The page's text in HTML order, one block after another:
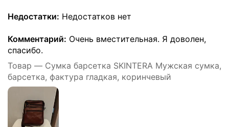
Недостатки: Недостатков нет
Комментарий: Очень вместительная. Я доволен,
спасибо.
Товар — Сумка барсетка SKINTERA Мужская сумка,
барсетка, фактура гладкая, коринчевый